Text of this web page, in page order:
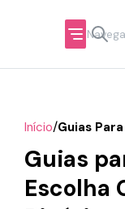
Início/Guias
Guias
Escolha